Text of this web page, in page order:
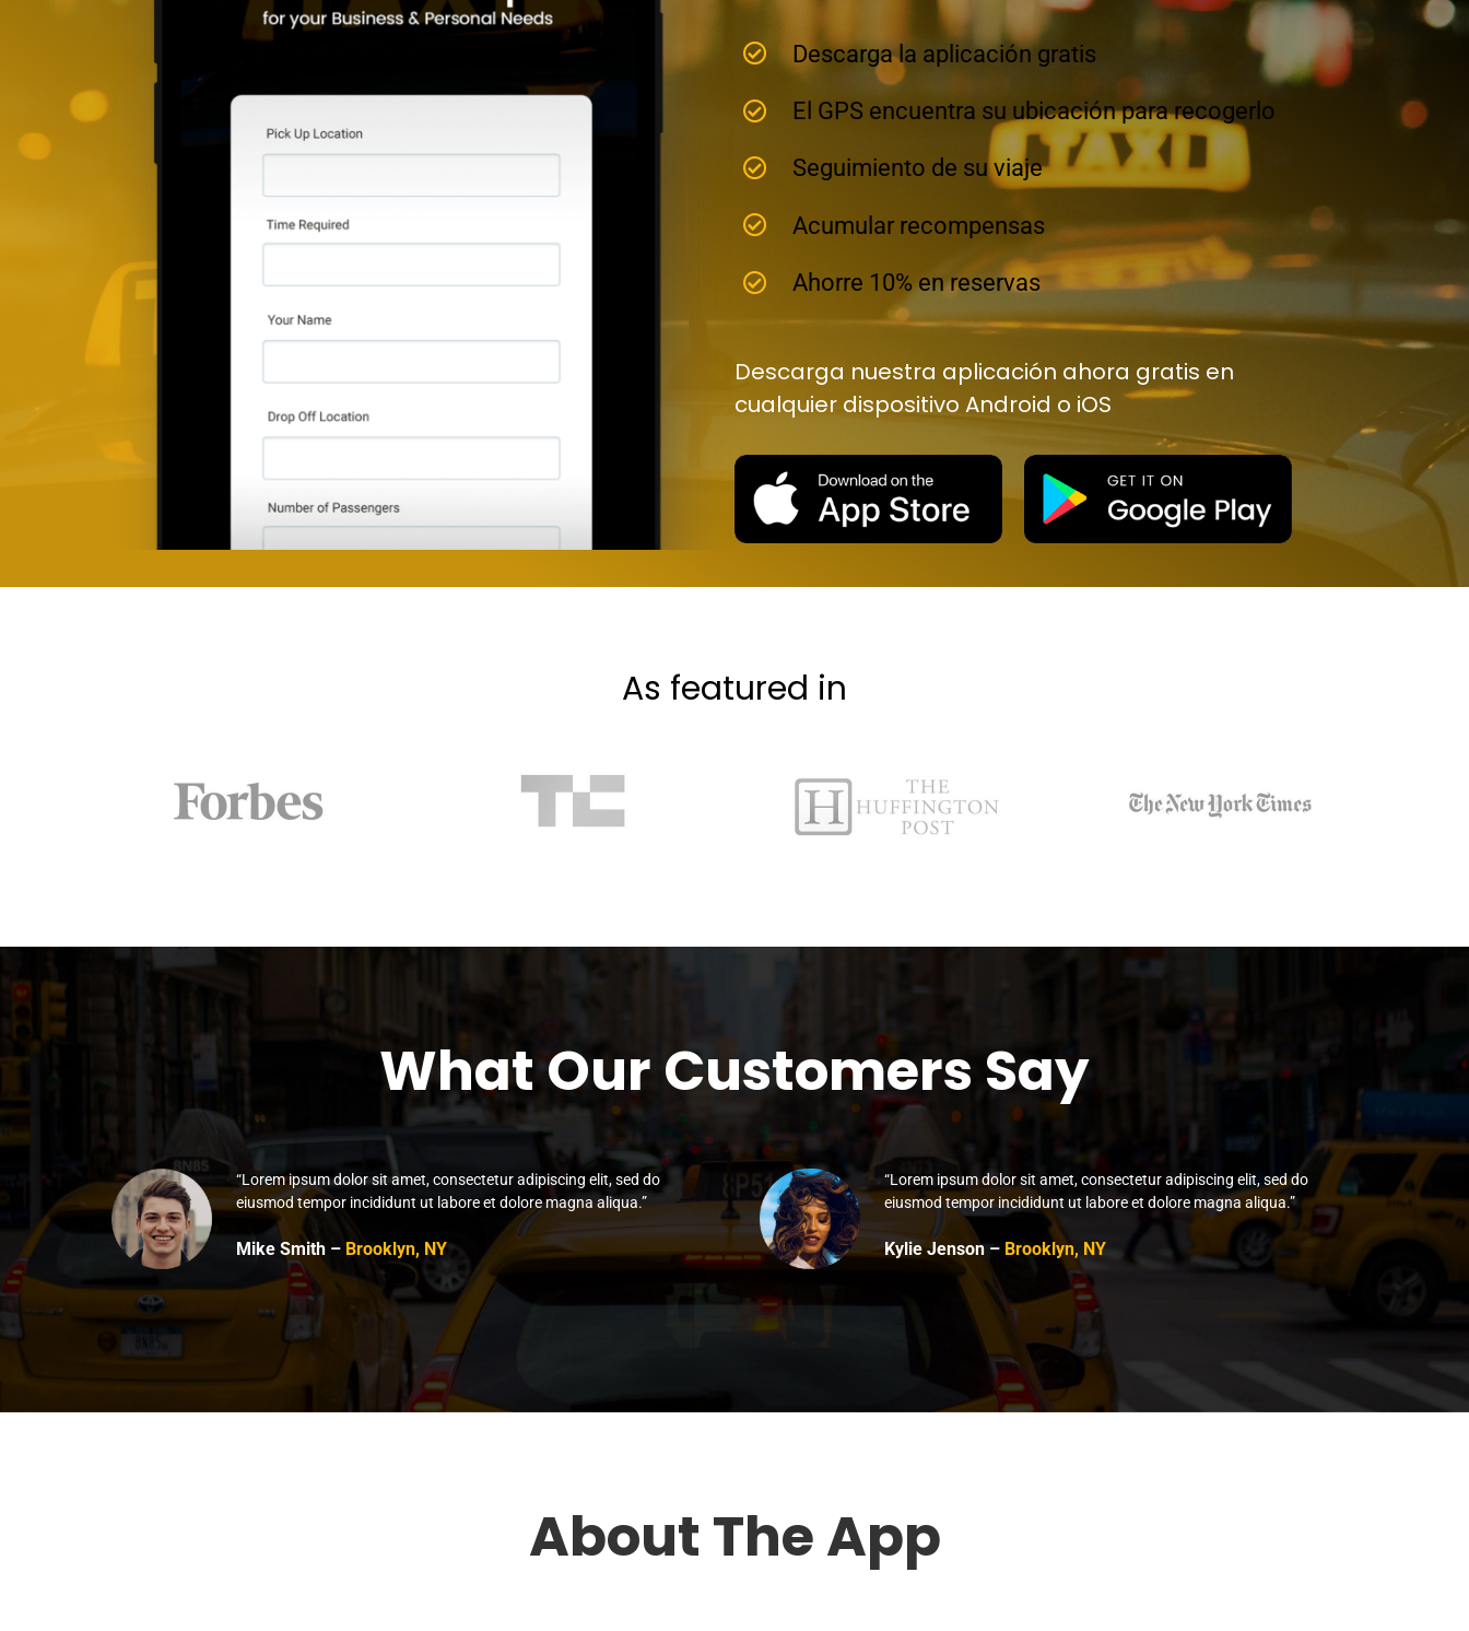
Descarga la aplicación gratis
El GPS encuentra su ubicación para recogerlo
Seguimiento de su viaje
Acumular recompensas
Ahorre 10% en reservas
Descarga nuestra aplicación ahora gratis en
cualquier dispositivo Android o iOS
As featured in
What Our Customers Say
“Lorem ipsum dolor sit amet, consectetur adipiscing elit, sed do
eiusmod tempor incididunt ut labore et dolore magna aliqua.”
Mike Smith – Brooklyn, NY
“Lorem ipsum dolor sit amet, consectetur adipiscing elit, sed do
eiusmod tempor incididunt ut labore et dolore magna aliqua.”
Kylie Jenson – Brooklyn, NY
About The App